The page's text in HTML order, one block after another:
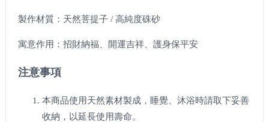
製作材質：天然菩提子 / 高純度硃砂
寓意作用：招財納福、開運吉祥、護身保平安
注意事項
本商品使用天然素材製成，睡覺、沐浴時請取下妥善
收納，以延長使用壽命。